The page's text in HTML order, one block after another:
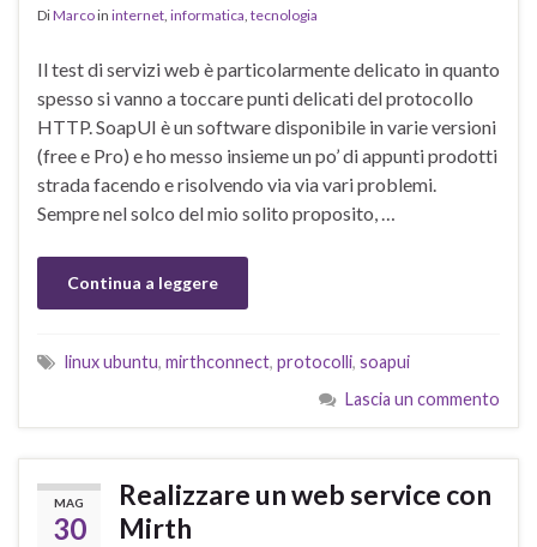
DiMarcoin internet informatica tecnologia
Il test di servizi web è particolarmente delicato in quanto
spesso si vanno a toccare punti delicati del protocollo
HTTP. SoapUI è un software disponibile in varie versioni
(free e Pro) e ho messo insieme un po’ di appunti prodotti
strada facendo e risolvendo via via vari problemi.
Sempre nel solco del mio solito proposito, …
Continua a leggere
linux ubuntu, mirthconnect, protocolli, soapui
Lascia un commento
MAG
30
Realizzare un web service con
Mirth